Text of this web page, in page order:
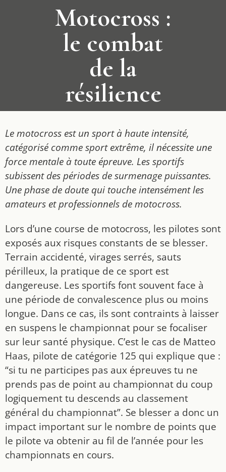
Motocross :
le combat
de la
résilience
Le motocross est un sport à haute intensité,
catégorisé comme sport extrême, il nécessite une
force mentale à toute épreuve. Les sportifs
subissent des périodes de surmenage puissantes.
Une phase de doute qui touche intensément les
amateurs et professionnels de motocross.
Lors d’une course de motocross, les pilotes sont
exposés aux risques constants de se blesser.
Terrain accidenté, virages serrés, sauts
périlleux, la pratique de ce sport est
dangereuse. Les sportifs font souvent face à
une période de convalescence plus ou moins
longue. Dans ce cas, ils sont contraints à laisser
en suspens le championnat pour se focaliser
sur leur santé physique. C’est le cas de Matteo
Haas, pilote de catégorie 125 qui explique que :
“si tu ne participes pas aux épreuves tu ne
prends pas de point au championnat du coup
logiquement tu descends au classement
général du championnat”. Se blesser a donc un
impact important sur le nombre de points que
le pilote va obtenir au fil de l’année pour les
championnats en cours.